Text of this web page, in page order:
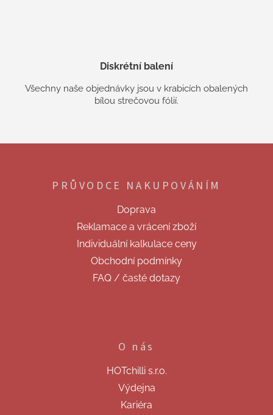
Diskrétní balení
Všechny naše objednávky jsou v krabicích obalených
bílou strečovou fólií.
Z
PRŮVODCE NAKUPOVÁNÍM
Doprava
Reklamace a vrácení zboží
Individuální kalkulace ceny
Obchodní podmínky
FAQ / časté dotazy
O nás
HOTchilli s.r.o.
Výdejna
Kariéra